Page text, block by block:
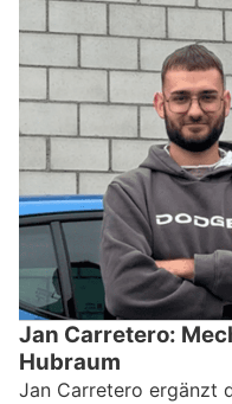
Jan Carretero:
Hubraum
Jan Carretero ergänzt